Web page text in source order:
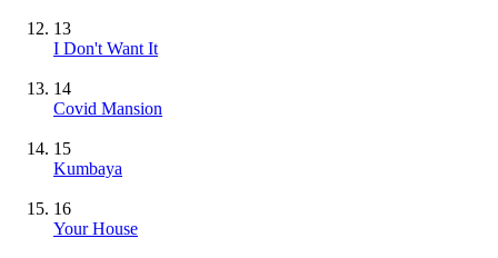
13
I Don't Want It
14
Covid Mansion
15
Kumbaya
16
Your House